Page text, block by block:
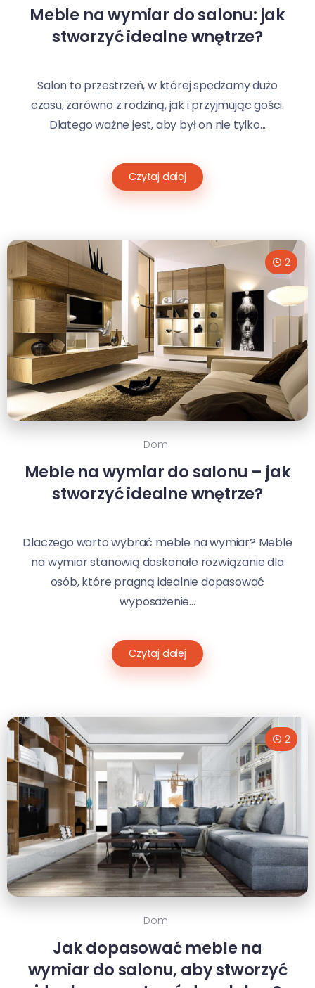
Meble na wymiar do salonu: jak
stworzyć idealne wnętrze?
Salon to przestrzeń, w której spędzamy dużo
czasu, zarówno z rodziną, jak i przyjmując gości.
Dlatego ważne jest, aby był on nie tylko...
Czytaj dalej
2
Dom
Meble na wymiar do salonu – jak
stworzyć idealne wnętrze?
Dlaczego warto wybrać meble na wymiar? Meble
na wymiar stanowią doskonałe rozwiązanie dla
osób, które pragną idealnie dopasować
wyposażenie...
Czytaj dalej
2
Dom
Jak dopasować meble na
wymiar do salonu, aby stworzyć